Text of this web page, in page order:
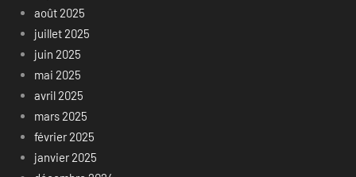
août 2025
juillet 2025
juin 2025
mai 2025
avril 2025
mars 2025
février 2025
janvier 2025